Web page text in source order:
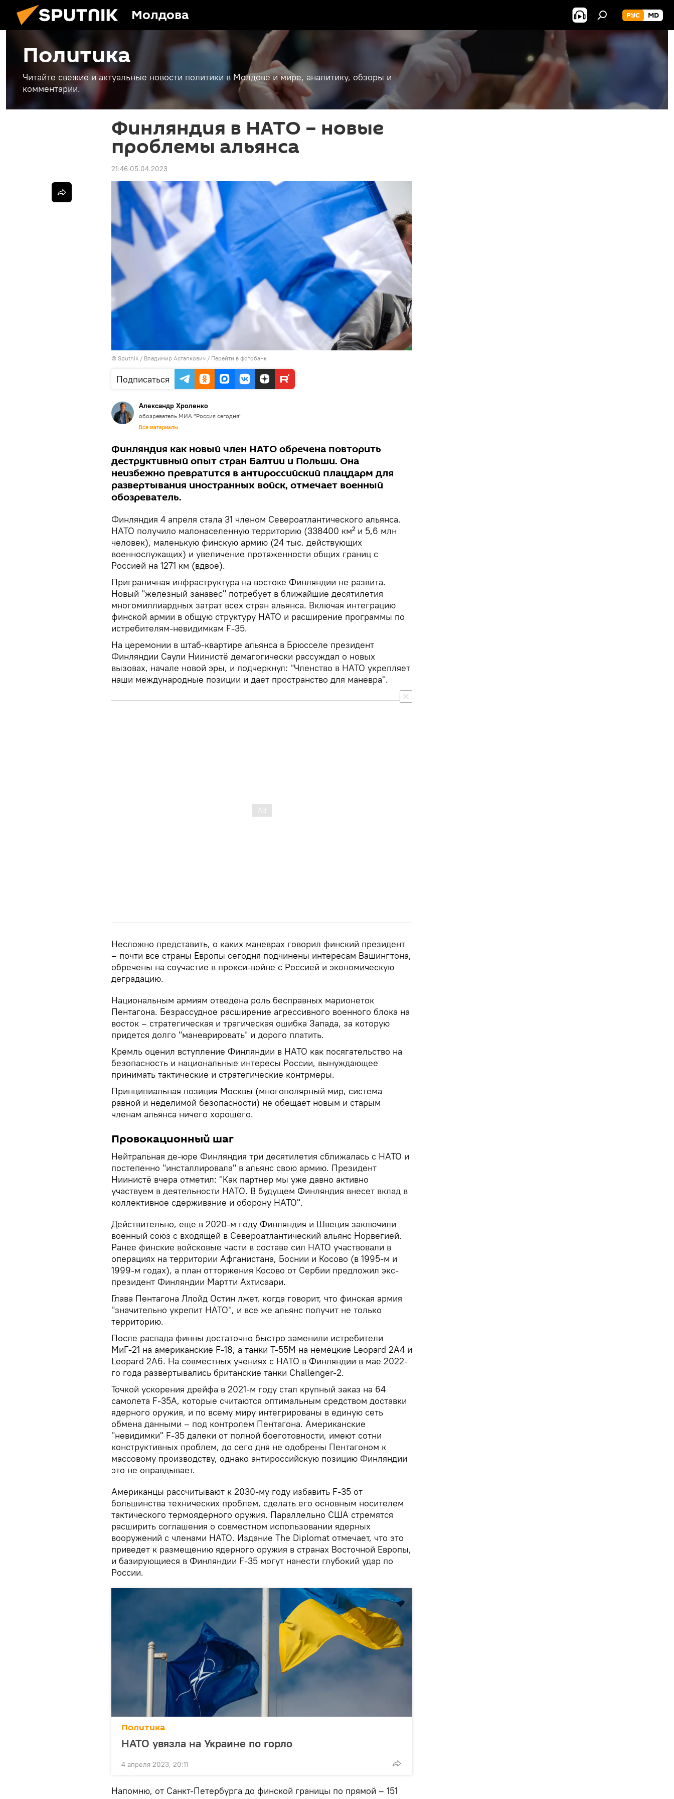
Молдова РУС MD
Политика
Читайте свежие и актуальные новости политики в Молдове и мире, аналитику, обзоры и
комментарии.
Финляндия в НАТО – новые
проблемы альянса
21:46 05.04.2023
© Sputnik / Владимир Астапкович / Перейти в фотобанк
Подписаться
Александр Хроленко
обозреватель МИА "Россия сегодня"
Все материалы
Финляндия как новый член НАТО обречена повторить
деструктивный опыт стран Балтии и Польши. Она
неизбежно превратится в антироссийский плацдарм для
развертывания иностранных войск, отмечает военный
обозреватель.
Финляндия 4 апреля стала 31 членом Североатлантического альянса.
НАТО получило малонаселенную территорию (338400 км² и 5,6 млн
человек), маленькую финскую армию (24 тыс. действующих
военнослужащих) и увеличение протяженности общих границ с
Россией на 1271 км (вдвое).
Приграничная инфраструктура на востоке Финляндии не развита.
Новый "железный занавес" потребует в ближайшие десятилетия
многомиллиардных затрат всех стран альянса. Включая интеграцию
финской армии в общую структуру НАТО и расширение программы по
истребителям-невидимкам F-35.
На церемонии в штаб-квартире альянса в Брюсселе президент
Финляндии Саули Ниинистё демагогически рассуждал о новых
вызовах, начале новой эры, и подчеркнул: "Членство в НАТО укрепляет
наши международные позиции и дает пространство для маневра".
Несложно представить, о каких маневрах говорил финский президент
– почти все страны Европы сегодня подчинены интересам Вашингтона,
обречены на соучастие в прокси-войне с Россией и экономическую
деградацию.
Национальным армиям отведена роль бесправных марионеток
Пентагона. Безрассудное расширение агрессивного военного блока на
восток – стратегическая и трагическая ошибка Запада, за которую
придется долго "маневрировать" и дорого платить.
Кремль оценил вступление Финляндии в НАТО как посягательство на
безопасность и национальные интересы России, вынуждающее
принимать тактические и стратегические контрмеры.
Принципиальная позиция Москвы (многополярный мир, система
равной и неделимой безопасности) не обещает новым и старым
членам альянса ничего хорошего.
Провокационный шаг
Нейтральная де-юре Финляндия три десятилетия сближалась с НАТО и
постепенно "инсталлировала" в альянс свою армию. Президент
Ниинистё вчера отметил: "Как партнер мы уже давно активно
участвуем в деятельности НАТО. В будущем Финляндия внесет вклад в
коллективное сдерживание и оборону НАТО".
Действительно, еще в 2020-м году Финляндия и Швеция заключили
военный союз с входящей в Североатлантический альянс Норвегией.
Ранее финские войсковые части в составе сил НАТО участвовали в
операциях на территории Афганистана, Боснии и Косово (в 1995-м и
1999-м годах), а план отторжения Косово от Сербии предложил экс-
президент Финляндии Мартти Ахтисаари.
Глава Пентагона Ллойд Остин лжет, когда говорит, что финская армия
"значительно укрепит НАТО", и все же альянс получит не только
территорию.
После распада финны достаточно быстро заменили истребители
МиГ-21 на американские F-18, а танки Т-55М на немецкие Leopard 2A4 и
Leopard 2A6. На совместных учениях с НАТО в Финляндии в мае 2022-
го года развертывались британские танки Challenger-2.
Точкой ускорения дрейфа в 2021-м году стал крупный заказ на 64
самолета F-35A, которые считаются оптимальным средством доставки
ядерного оружия, и по всему миру интегрированы в единую сеть
обмена данными – под контролем Пентагона. Американские
"невидимки" F-35 далеки от полной боеготовности, имеют сотни
конструктивных проблем, до сего дня не одобрены Пентагоном к
массовому производству, однако антироссийскую позицию Финляндии
это не оправдывает.
Американцы рассчитывают к 2030-му году избавить F-35 от
большинства технических проблем, сделать его основным носителем
тактического термоядерного оружия. Параллельно США стремятся
расширить соглашения о совместном использовании ядерных
вооружений с членами НАТО. Издание The Diplomat отмечает, что это
приведет к размещению ядерного оружия в странах Восточной Европы,
и базирующиеся в Финляндии F-35 могут нанести глубокий удар по
России.
Политика
НАТО увязла на Украине по горло
4 апреля 2023, 20:11
Напомню, от Санкт-Петербурга до финской границы по прямой – 151